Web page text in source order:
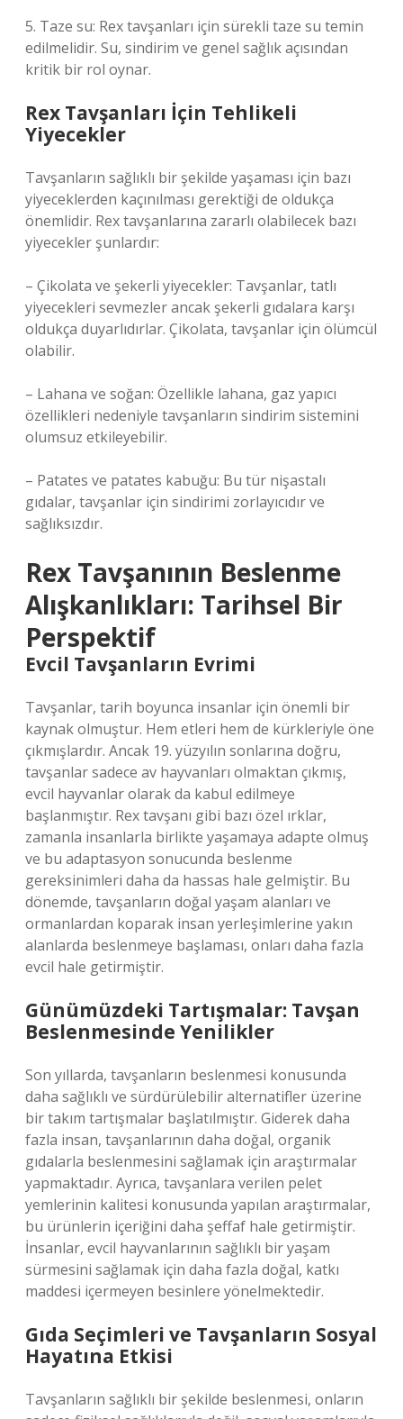
5. Taze su: Rex tavşanları için sürekli taze su temin
edilmelidir. Su, sindirim ve genel sağlık açısından
kritik bir rol oynar.
Rex Tavşanları İçin Tehlikeli
Yiyecekler
Tavşanların sağlıklı bir şekilde yaşaması için bazı
yiyeceklerden kaçınılması gerektiği de oldukça
önemlidir. Rex tavşanlarına zararlı olabilecek bazı
yiyecekler şunlardır:
– Çikolata ve şekerli yiyecekler: Tavşanlar, tatlı
yiyecekleri sevmezler ancak şekerli gıdalara karşı
oldukça duyarlıdırlar. Çikolata, tavşanlar için ölümcül
olabilir.
– Lahana ve soğan: Özellikle lahana, gaz yapıcı
özellikleri nedeniyle tavşanların sindirim sistemini
olumsuz etkileyebilir.
– Patates ve patates kabuğu: Bu tür nişastalı
gıdalar, tavşanlar için sindirimi zorlayıcıdır ve
sağlıksızdır.
Rex Tavşanının Beslenme
Alışkanlıkları: Tarihsel Bir
Perspektif
Evcil Tavşanların Evrimi
Tavşanlar, tarih boyunca insanlar için önemli bir
kaynak olmuştur. Hem etleri hem de kürkleriyle öne
çıkmışlardır. Ancak 19. yüzyılın sonlarına doğru,
tavşanlar sadece av hayvanları olmaktan çıkmış,
evcil hayvanlar olarak da kabul edilmeye
başlanmıştır. Rex tavşanı gibi bazı özel ırklar,
zamanla insanlarla birlikte yaşamaya adapte olmuş
ve bu adaptasyon sonucunda beslenme
gereksinimleri daha da hassas hale gelmiştir. Bu
dönemde, tavşanların doğal yaşam alanları ve
ormanlardan koparak insan yerleşimlerine yakın
alanlarda beslenmeye başlaması, onları daha fazla
evcil hale getirmiştir.
Günümüzdeki Tartışmalar: Tavşan
Beslenmesinde Yenilikler
Son yıllarda, tavşanların beslenmesi konusunda
daha sağlıklı ve sürdürülebilir alternatifler üzerine
bir takım tartışmalar başlatılmıştır. Giderek daha
fazla insan, tavşanlarının daha doğal, organik
gıdalarla beslenmesini sağlamak için araştırmalar
yapmaktadır. Ayrıca, tavşanlara verilen pelet
yemlerinin kalitesi konusunda yapılan araştırmalar,
bu ürünlerin içeriğini daha şeffaf hale getirmiştir.
İnsanlar, evcil hayvanlarının sağlıklı bir yaşam
sürmesini sağlamak için daha fazla doğal, katkı
maddesi içermeyen besinlere yönelmektedir.
Gıda Seçimleri ve Tavşanların Sosyal
Hayatına Etkisi
Tavşanların sağlıklı bir şekilde beslenmesi, onların